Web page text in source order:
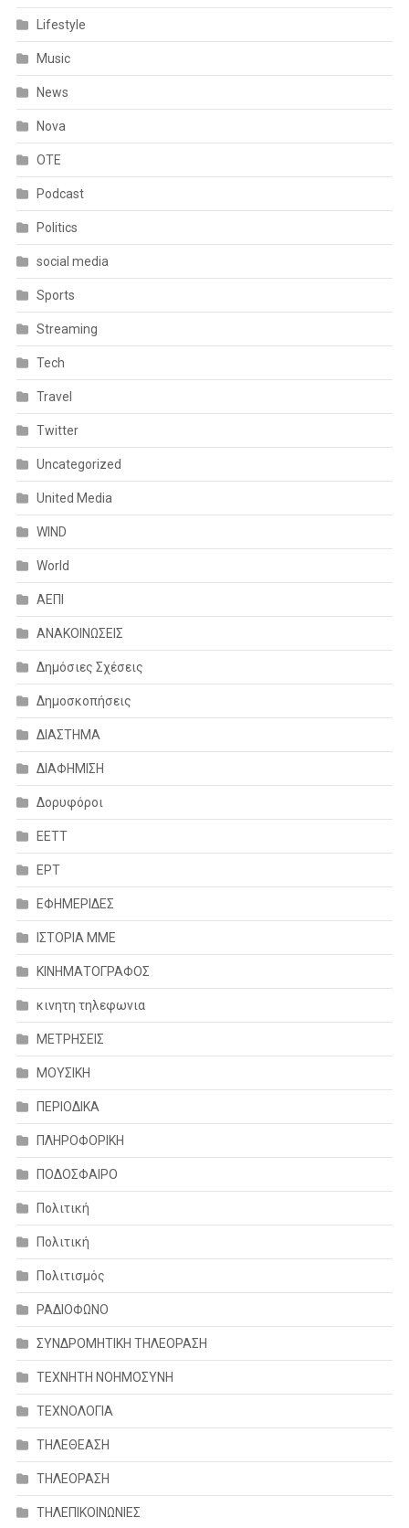
Lifestyle
Music
News
Nova
OTE
Podcast
Politics
social media
Sports
Streaming
Tech
Travel
Twitter
Uncategorized
United Media
WIND
World
ΑΕΠΙ
ΑΝΑΚΟΙΝΩΣΕΙΣ
Δημόσιες Σχέσεις
Δημοσκοπήσεις
ΔΙΑΣΤΗΜΑ
ΔΙΑΦΗΜΙΣΗ
Δορυφόροι
ΕΕΤΤ
ΕΡΤ
ΕΦΗΜΕΡΙΔΕΣ
ΙΣΤΟΡΙΑ ΜΜΕ
ΚΙΝΗΜΑΤΟΓΡΑΦΟΣ
κινητη τηλεφωνια
ΜΕΤΡΗΣΕΙΣ
ΜΟΥΣΙΚΗ
ΠΕΡΙΟΔΙΚΑ
ΠΛΗΡΟΦΟΡΙΚΗ
ΠΟΔΟΣΦΑΙΡΟ
Πολιτική
Πολιτική
Πολιτισμός
ΡΑΔΙΟΦΩΝΟ
ΣΥΝΔΡΟΜΗΤΙΚΗ ΤΗΛΕΟΡΑΣΗ
ΤΕΧΝΗΤΗ ΝΟΗΜΟΣΥΝΗ
ΤΕΧΝΟΛΟΓΙΑ
ΤΗΛΕΘΕΑΣΗ
ΤΗΛΕΟΡΑΣΗ
ΤΗΛΕΠΙΚΟΙΝΩΝΙΕΣ